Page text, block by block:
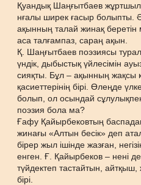
Қуандық Шаңғытбаев
нғалы ширек ғасыр болыпты.
ақынның талай жинақ беретін
аса талғампаз, сараң ақын.
Қ. Шаңғытбаев поэзиясы
үндік, дыбыстық үйлесімін
сияқты. Бұл – ақынның жақсы
қасиеттерінің бірі. Өлеңде
болып, ол осындай
поэзия бола ма?
Ғафу Қайырбековтың
жинағы «Алтын бесік» деп
бірер жыл ішінде жазған,
енген. Ғ. Қайырбеков – нені де
түйдектеп тастайтын,
бірі.